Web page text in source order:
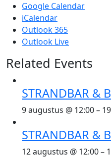
Google Calendar
iCalendar
Outlook 365
Outlook Live
Related Events
STRANDBAR &
9 augustus @ 12:00–
STRANDBAR &
12 augustus @ 12:00–